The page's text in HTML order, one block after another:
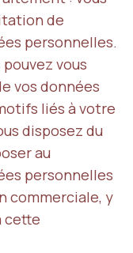
de
personnelles.
vous
vos données
liés à votre
disposez du
au
personnelles
commerciale, y
cette